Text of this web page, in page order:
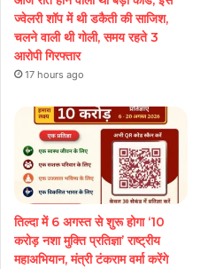
ज्वेलरी शॉप में थी डकैती की साजिश,
चलने वाली थी गोली, समय रहते 3
आरोपी गिरफ्तार
17 hours ago
तिल्दा में 6 अगस्त से शुरू होगा ‘10
करोड़ नशा मुक्ति प्रतिज्ञा’ राष्ट्रीय
महाअभियान, मंत्री टंकराम वर्मा करेंगे